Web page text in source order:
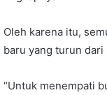
Oleh karena itu,
baru yang turun dari
“Untuk menempati